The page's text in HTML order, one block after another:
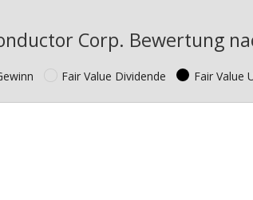
Corp. Bewertung
Fair Value Dividende Fair Value